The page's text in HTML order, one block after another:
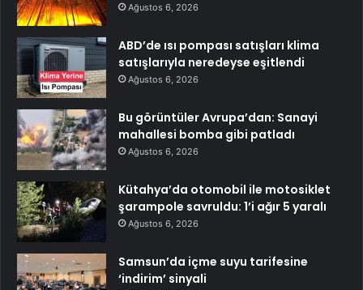
Ağustos 6, 2026
ABD’de ısı pompası satışları klima
satışlarıyla neredeyse eşitlendi
Ağustos 6, 2026
Bu görüntüler Avrupa’dan: Sanayi
mahallesi bomba gibi patladı
Ağustos 6, 2026
Kütahya’da otomobil ile motosiklet
şarampole savruldu: 1’i ağır 5 yaralı
Ağustos 6, 2026
Samsun’da içme suyu tarifesine
‘indirim’ sinyali